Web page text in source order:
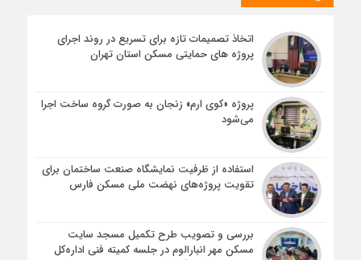
اتخاذ تصمیمات تازه برای تسریع در روند اجرای
پروژه های حمایتی مسکن استان تهران
پروژه «کوی ارم» زنجان به صورت گروه ساخت اجرا
می‌شود
استفاده از ظرفیت نمایشگاه صنعت ساختمان برای
تقویت پروژه‌های نهضت ملی مسکن فارس
بررسی و تصویب طرح تکمیل مسجد سایت
مسکن مهر انبارالوم در جلسه کمیته فنی اداره‌کل